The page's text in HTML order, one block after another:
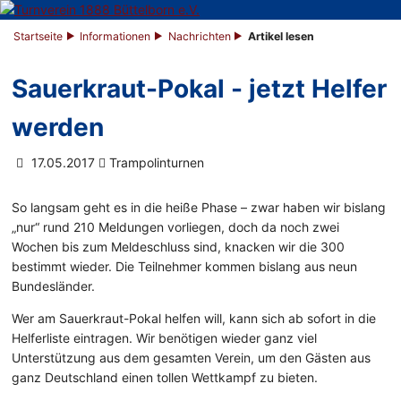
Startseite Informationen Nachrichten Artikel lesen
Sauerkraut-Pokal - jetzt Helfer
werden
17.05.2017 Trampolinturnen
So langsam geht es in die heiße Phase – zwar haben wir bislang
„nur“ rund 210 Meldungen vorliegen, doch da noch zwei
Wochen bis zum Meldeschluss sind, knacken wir die 300
bestimmt wieder. Die Teilnehmer kommen bislang aus neun
Bundesländer.
Wer am Sauerkraut-Pokal helfen will, kann sich ab sofort in die
Helferliste eintragen. Wir benötigen wieder ganz viel
Unterstützung aus dem gesamten Verein, um den Gästen aus
ganz Deutschland einen tollen Wettkampf zu bieten.